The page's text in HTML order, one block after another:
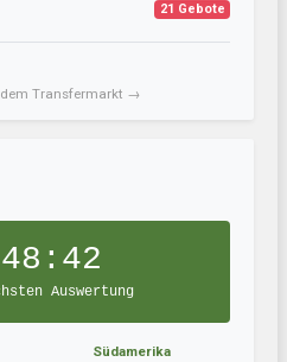
21 Gebote
Transfermarkt →
Auswertung
Südamerika